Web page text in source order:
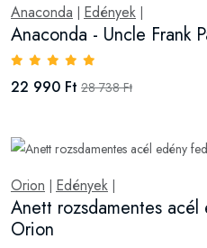
Anaconda | Edények |
Anaconda - Uncle Frank
22 990 Ft 28 738 Ft
Orion | Edények |
Anett rozsdamentes
Orion